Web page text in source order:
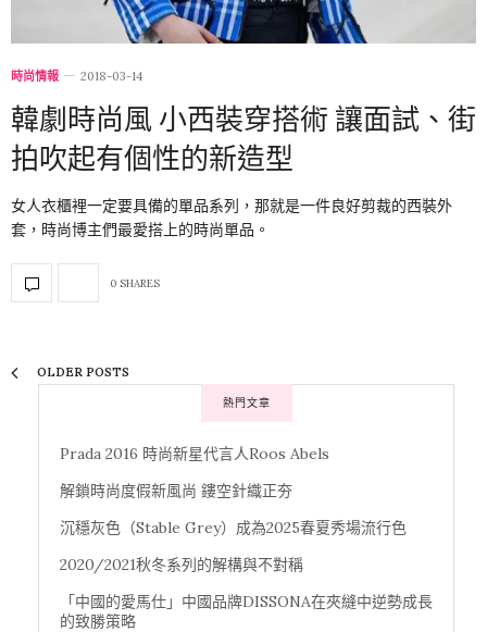
時尚情報 2018-03-14
韓劇時尚風 小西裝穿搭術 讓面試、街
拍吹起有個性的新造型
女人衣櫃裡一定要具備的單品系列，那就是一件良好剪裁的西裝外
套，時尚博主們最愛搭上的時尚單品。
0 SHARES
OLDER POSTS
熱門文章
Prada 2016 時尚新星代言人Roos Abels
解鎖時尚度假新風尚 鏤空針織正夯
沉穩灰色（Stable Grey）成為2025春夏秀場流行色
2020/2021秋冬系列的解構與不對稱
「中國的愛馬仕」中國品牌DISSONA在夾縫中逆勢成長
的致勝策略